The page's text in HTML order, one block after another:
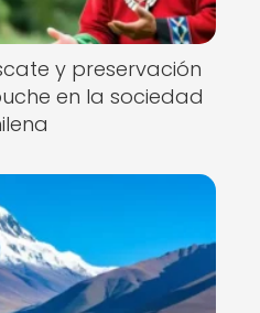
y preservación
en la sociedad